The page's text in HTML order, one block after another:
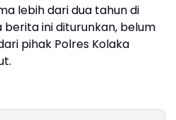
lebih dari dua tahun di
berita ini diturunkan, belum
pihak Polres Kolaka